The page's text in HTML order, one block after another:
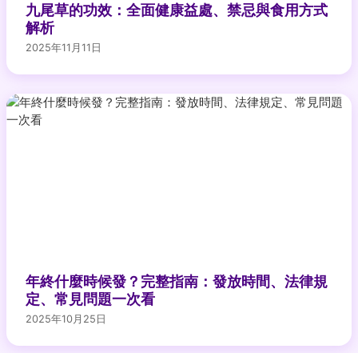
九尾草的功效：全面健康益處、禁忌與食用方式
解析
2025年11月11日
年終什麼時候發？完整指南：發放時間、法律規
定、常見問題一次看
2025年10月25日